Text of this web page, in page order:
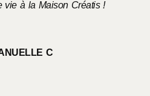
vie à la Maison Créatis !
C